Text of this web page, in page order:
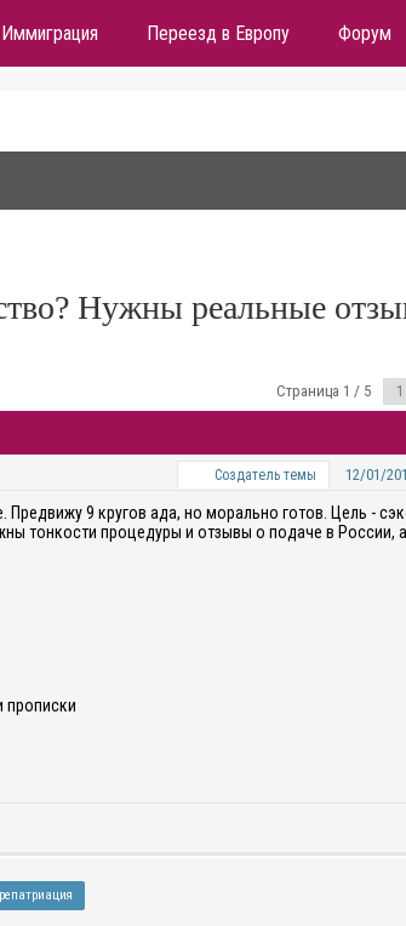
Иммиграция Переезд в Европу Форум
Нужны реальные
Страница 1 / 5
Создатель темы 12/01/
9 кругов ада, но морально готов. Цель -
тонкости процедуры и отзывы о подаче в России,
прописки
репатриация